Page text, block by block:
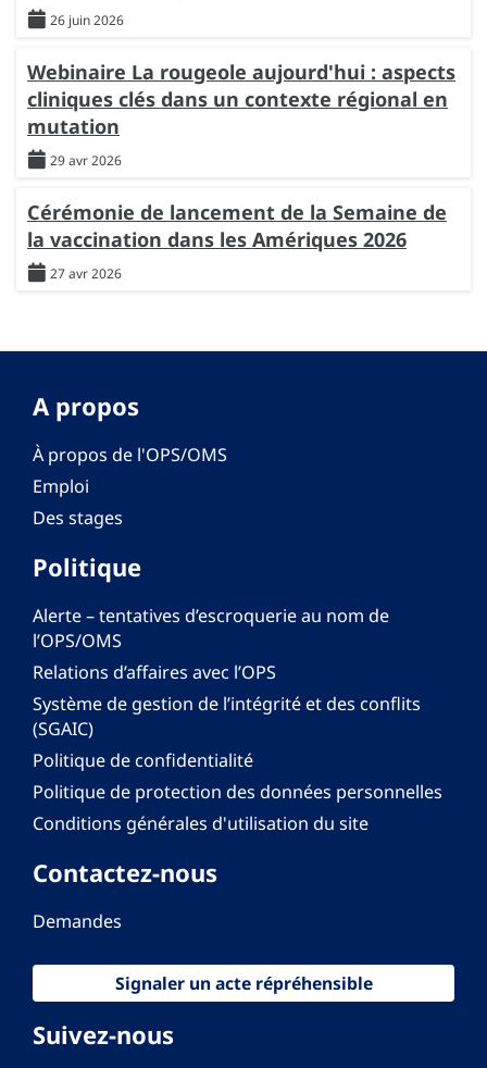
26 juin 2026
Webinaire La rougeole aujourd'hui : aspects
cliniques clés dans un contexte régional en
mutation
29 avr 2026
Cérémonie de lancement de la Semaine de
la vaccination dans les Amériques 2026
27 avr 2026
A propos
À propos de l'OPS/OMS
Emploi
Des stages
Politique
Alerte – tentatives d’escroquerie au nom de
l’OPS/OMS
Relations d’affaires avec l’OPS
Système de gestion de l’intégrité et des conflits
(SGAIC)
Politique de confidentialité
Politique de protection des données personnelles
Conditions générales d'utilisation du site
Contactez-nous
Demandes
Signaler un acte répréhensible
Suivez-nous